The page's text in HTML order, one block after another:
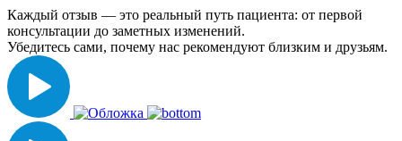
Каждый отзыв — это реальный путь пациента: от первой
консультации до заметных изменений.
Убедитесь сами, почему нас рекомендуют близким и друзьям.